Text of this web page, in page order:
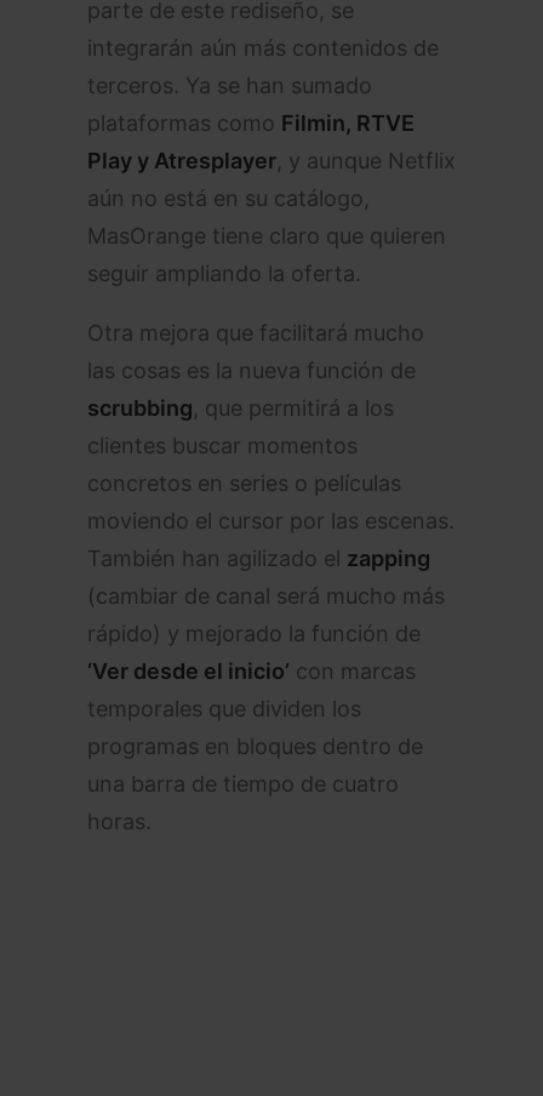
parte de este rediseño, se
integrarán aún más contenidos de
terceros. Ya se han sumado
plataformas como Filmin, RTVE
Play y Atresplayer, y aunque Netflix
aún no está en su catálogo,
MasOrange tiene claro que quieren
seguir ampliando la oferta.
Otra mejora que facilitará mucho
las cosas es la nueva función de
scrubbing, que permitirá a los
clientes buscar momentos
concretos en series o películas
moviendo el cursor por las escenas.
También han agilizado el zapping
(cambiar de canal será mucho más
rápido) y mejorado la función de
‘Ver desde el inicio’ con marcas
temporales que dividen los
programas en bloques dentro de
una barra de tiempo de cuatro
horas.